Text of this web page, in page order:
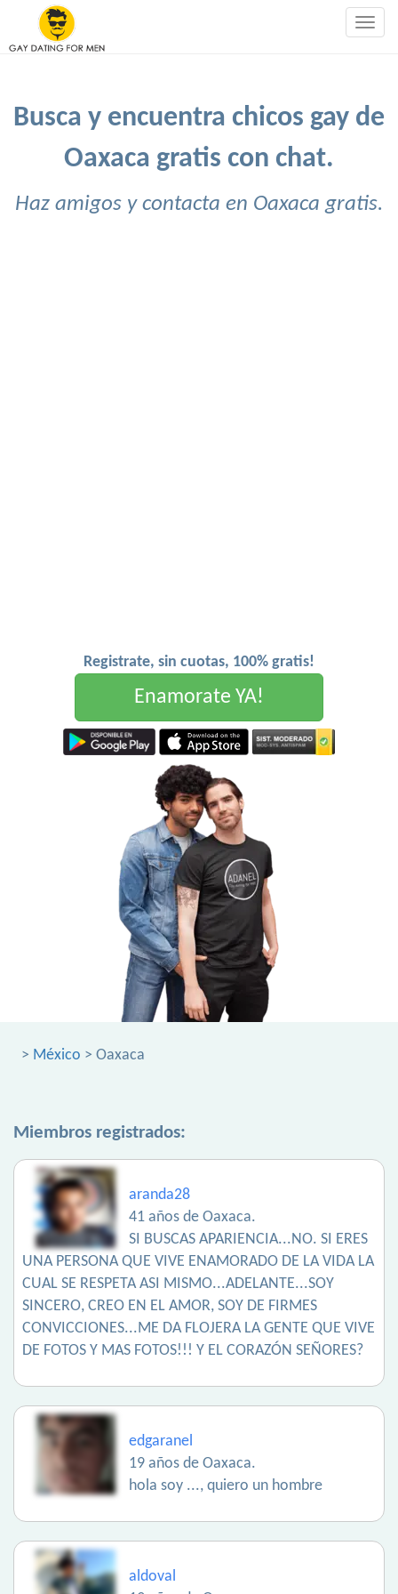
Busca y encuentra chicos gay de
Oaxaca gratis con chat.
Haz amigos y contacta en Oaxaca gratis.
Registrate, sin cuotas, 100% gratis!
Enamorate YA!
> México > Oaxaca
Miembros registrados:
aranda28
41 años de Oaxaca.
SI BUSCAS APARIENCIA...NO. SI ERES
UNA PERSONA QUE VIVE ENAMORADO DE LA VIDA LA
CUAL SE RESPETA ASI MISMO...ADELANTE...SOY
SINCERO, CREO EN EL AMOR, SOY DE FIRMES
CONVICCIONES...ME DA FLOJERA LA GENTE QUE VIVE
DE FOTOS Y MAS FOTOS!!! Y EL CORAZÓN SEÑORES?
edgaranel
19 años de Oaxaca.
hola soy ..., quiero un hombre
aldoval